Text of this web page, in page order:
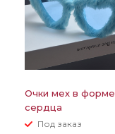
Очки мех в форме
сердца
Под заказ